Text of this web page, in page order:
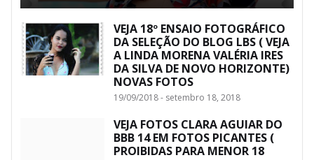
VEJA 18º ENSAIO FOTOGRÁFICO
DA SELEÇÃO DO BLOG LBS ( VEJA
A LINDA MORENA VALÉRIA IRES
DA SILVA DE NOVO HORIZONTE)
NOVAS FOTOS
19/09/2018 - setembro 18, 2018
VEJA FOTOS CLARA AGUIAR DO
BBB 14 EM FOTOS PICANTES (
PROIBIDAS PARA MENOR 18